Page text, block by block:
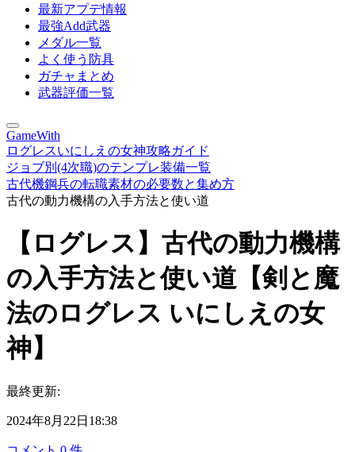
最新アプデ情報
最強Add武器
メダル一覧
よく使う防具
ガチャまとめ
武器評価一覧
GameWith
ログレスいにしえの女神攻略ガイド
ジョブ別(4次職)のテンプレ装備一覧
古代機鋼兵の転職素材の必要数と集め方
古代の動力機構の入手方法と使い道
【ログレス】古代の動力機構
の入手方法と使い道【剣と魔
法のログレス いにしえの女
神】
最終更新:
2024年8月22日18:38